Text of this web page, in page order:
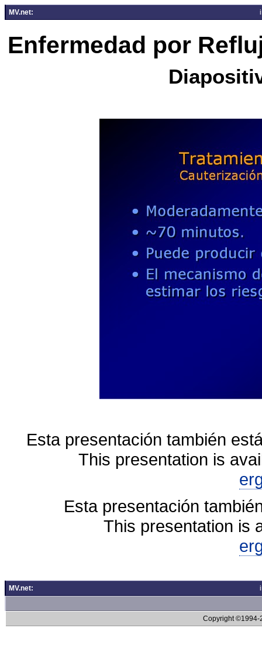
MV.net:
Enfermedad por
Esta presentación también
This presentation is
Esta presentación
This presentation is
MV.net:
Copyright ©1994-